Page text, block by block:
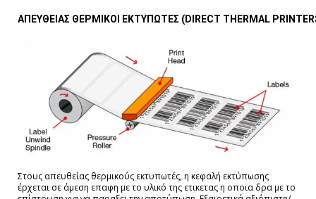
ΑΠΕΥΘΕΙΑΣ ΘΕΡΜΙΚΟΙ ΕΚΤΥΠΩΤΕΣ (DIRECT THERMAL
Στους απευθείας θερμικούς εκτυπωτές, η κεφαλή εκτύπωσης
έρχεται σε άμεση επαφη με το υλικό της ετικετας η οποια δρα με το